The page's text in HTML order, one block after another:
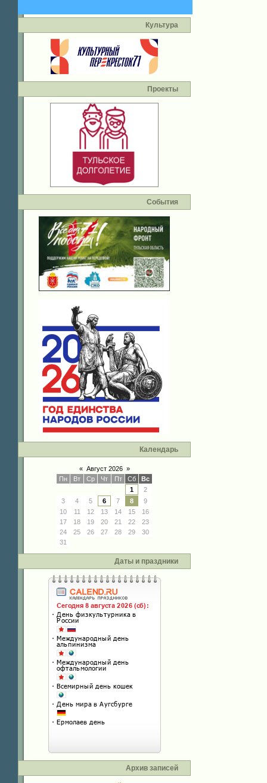
Культура
Проекты
События
Календарь
« Август 2026 »
Пн
Вт Ср Чт Пт Сб
Вс
1
2
3
4 5 6 7 8
9
10
11 12 13 14 15
16
17
18 19 20 21 22
23
24
25 26 27 28 29
30
31
Даты и праздники
Архив записей